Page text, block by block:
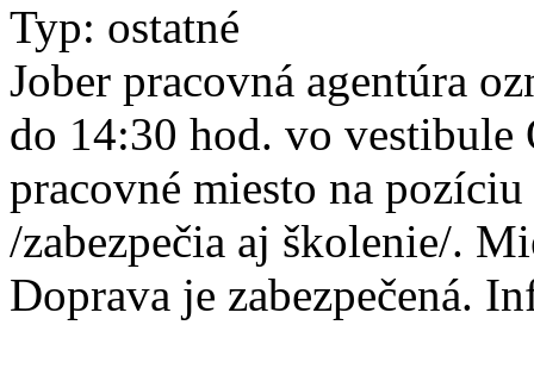
Typ: ostatné
Jober pracovná agentúra
do 14:30 hod. vo vestibule
pracovné miesto na
/zabezpečia aj školenie/.
Doprava je zabezpečená.